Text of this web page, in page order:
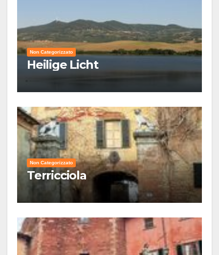
Non Categorizzato
Heilige Licht
Non Categorizzato
Terricciola